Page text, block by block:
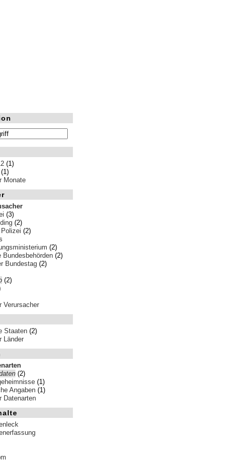
(1)
(1)
Monate
(3)
(2)
(2)
(2)
Bundesbehörden (2)
Bundestag (2)
(2)
Verursacher
Staaten (2)
Länder
(2)
(1)
Angaben (1)
Datenarten